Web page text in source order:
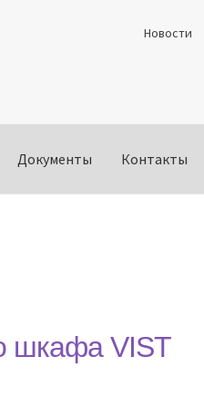
Новости
Документы Контакты
шкафа VIST